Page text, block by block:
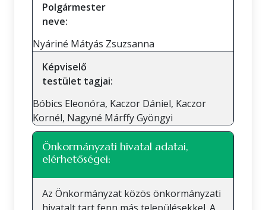
Polgármester
neve:
Nyáriné Mátyás Zsuzsanna
Képviselő
testület tagjai:
Bóbics Eleonóra, Kaczor Dániel, Kaczor
Kornél, Nagyné Márffy Gyöngyi
Önkormányzati hivatal adatai,
elérhetőségei:
Az Önkormányzat közös önkormányzati